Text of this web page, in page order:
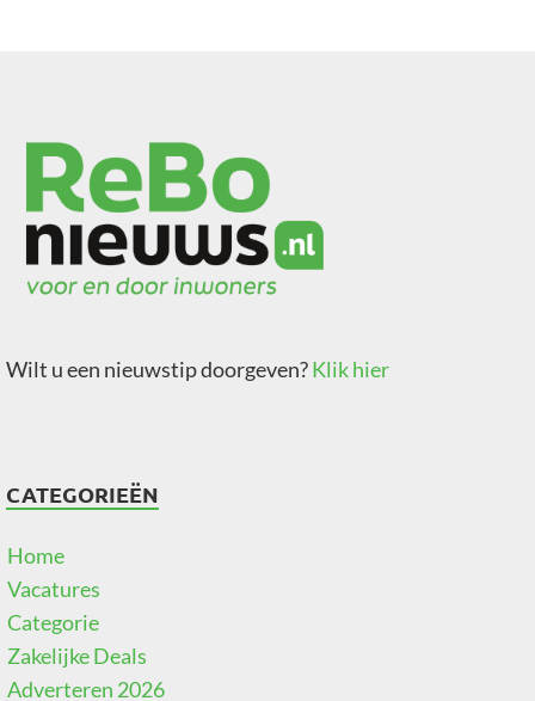
Wilt u een nieuwstip doorgeven?Klik hier
CATEGORIEËN
Home
Vacatures
Categorie
Zakelijke Deals
Adverteren 2026